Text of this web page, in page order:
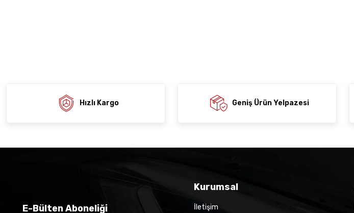
Hızlı Kargo Geniş Ürün Yelpazesi
E-Bülten Aboneliği
Kurumsal
İletişim